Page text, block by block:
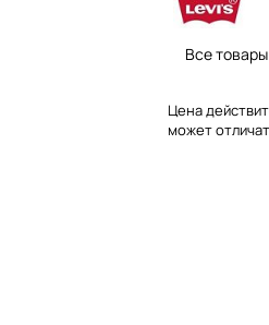
Все товары
Цена
может